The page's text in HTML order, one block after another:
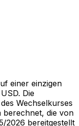
einer einzigen
Die
Wechselkurses
berechnet, die von
2026 bereitgestellt